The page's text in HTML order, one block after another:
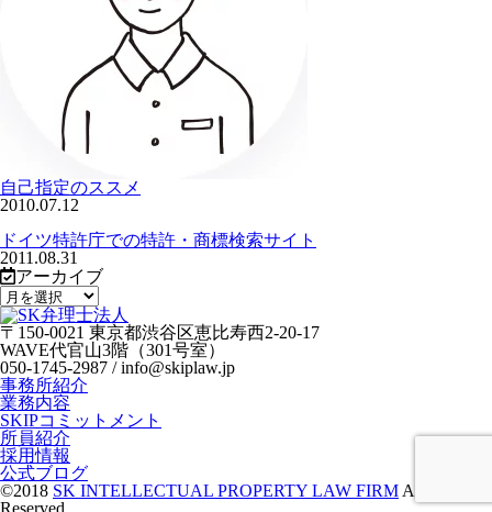
自己指定のススメ
2010.07.12
ドイツ特許庁での特許・商標検索サイト
2011.08.31
アーカイブ
〒150-0021 東京都渋谷区恵比寿西2-20-17
WAVE代官山3階（301号室）
050-1745-2987 / info@skiplaw.jp
事務所紹介
業務内容
SKIPコミットメント
所員紹介
採用情報
公式ブログ
©2018 SK INTELLECTUAL PROPERTY LAW FIRM All Rights
Reserved .